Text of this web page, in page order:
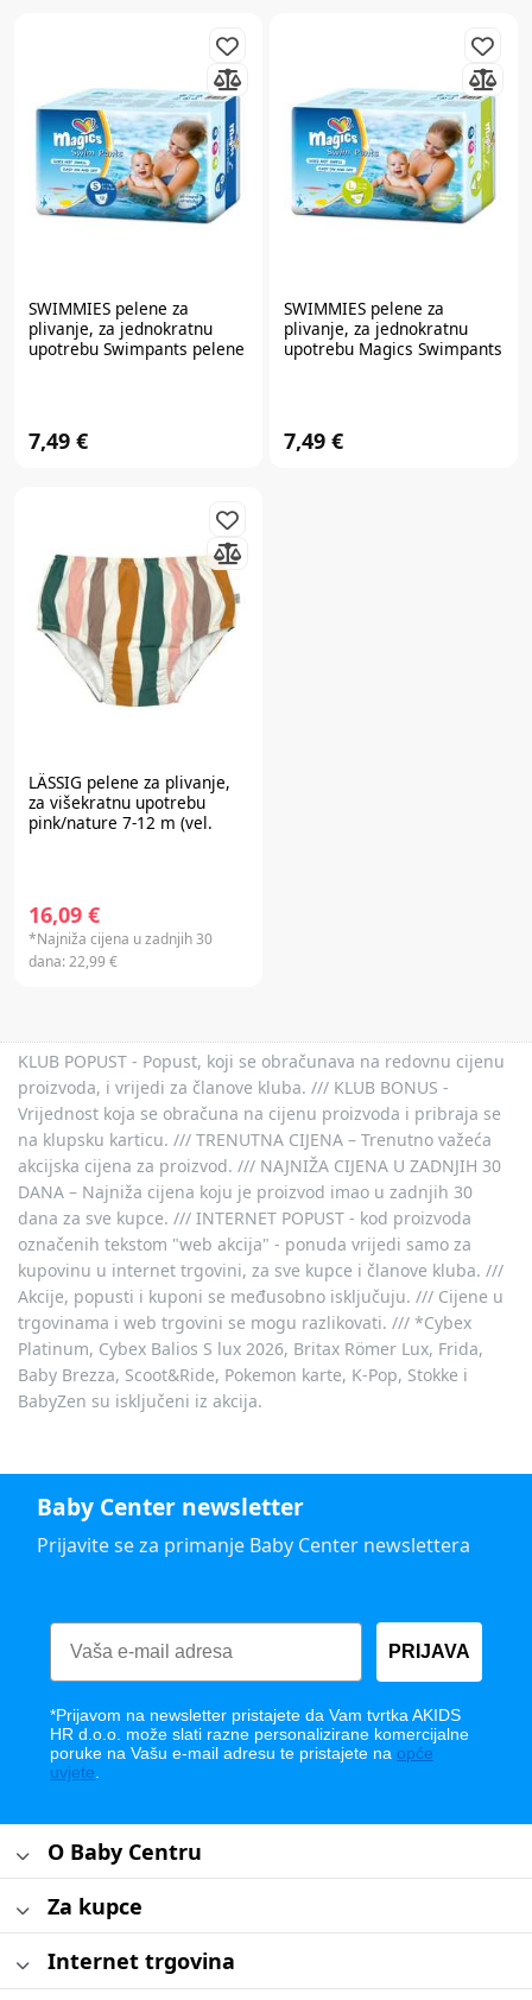
SWIMMIES pelene za
plivanje, za jednokratnu
upotrebu Swimpants pelene
7,49 €
SWIMMIES pelene za
plivanje, za jednokratnu
upotrebu Magics Swimpants
7,49 €
LÄSSIG pelene za plivanje,
za višekratnu upotrebu
pink/nature 7-12 m (vel.
16,09 €
*Najniža cijena u zadnjih 30
dana:22,99 €
KLUB POPUST - Popust, koji se obračunava na redovnu cijenu
proizvoda, i vrijedi za članove kluba. /// KLUB BONUS -
Vrijednost koja se obračuna na cijenu proizvoda i pribraja se
na klupsku karticu. /// TRENUTNA CIJENA – Trenutno važeća
akcijska cijena za proizvod. /// NAJNIŽA CIJENA U ZADNJIH 30
DANA – Najniža cijena koju je proizvod imao u zadnjih 30
dana za sve kupce. /// INTERNET POPUST - kod proizvoda
označenih tekstom "web akcija" - ponuda vrijedi samo za
kupovinu u internet trgovini, za sve kupce i članove kluba. ///
Akcije, popusti i kuponi se međusobno isključuju. /// Cijene u
trgovinama i web trgovini se mogu razlikovati. /// *Cybex
Platinum, Cybex Balios S lux 2026, Britax Römer Lux, Frida,
Baby Brezza, Scoot&Ride, Pokemon karte, K-Pop, Stokke i
BabyZen su isključeni iz akcija.
Baby Center newsletter
Prijavite se za primanje Baby Center newslettera
PRIJAVA
*Prijavom na newsletter pristajete da Vam tvrtka AKIDS
HR d.o.o. može slati razne personalizirane komercijalne
poruke na Vašu e-mail adresu te pristajete na opće
uvjete.
O Baby Centru
Za kupce
Internet trgovina